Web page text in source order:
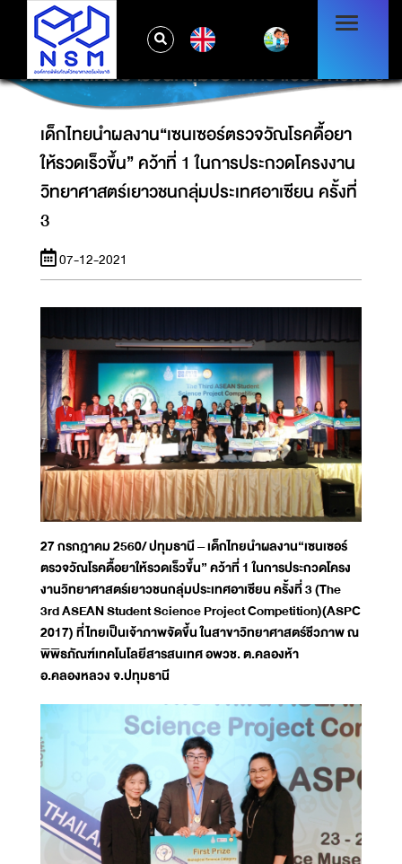
เด็กไทยนำผลงาน“เซนเซอร์ตรวจวัณโรคดื้อยาให้
รวดเร็วขึ้น” คว้าที่ 1 ในการประกวดโครงงาน
วิทยาศาสตร์เยาวชนกลุ่มประเทศอาเซียน ครั้งที่ 3
เด็กไทยนำผลงาน“เซนเซอร์ตรวจวัณโรคดื้อยา
ให้รวดเร็วขึ้น” คว้าที่ 1 ในการประกวดโครงงาน
วิทยาศาสตร์เยาวชนกลุ่มประเทศอาเซียน ครั้งที่
3
07-12-2021
27 กรกฎาคม 2560/ ปทุมธานี – เด็กไทยนำผลงาน“เซนเซอร์
ตรวจวัณโรคดื้อยาให้รวดเร็วขึ้น” คว้าที่ 1 ในการประกวดโครง
งานวิทยาศาสตร์เยาวชนกลุ่มประเทศอาเซียน ครั้งที่ 3 (The
3rd ASEAN Student Science Project Competition)(ASPC
2017) ที่ไทยเป็นเจ้าภาพจัดขึ้น ในสาขาวิทยาศาสตร์ชีวภาพ ณ
พิพิธภัณฑ์เทคโนโลยีสารสนเทศ อพวช. ต.คลองห้า
อ.คลองหลวง จ.ปทุมธานี